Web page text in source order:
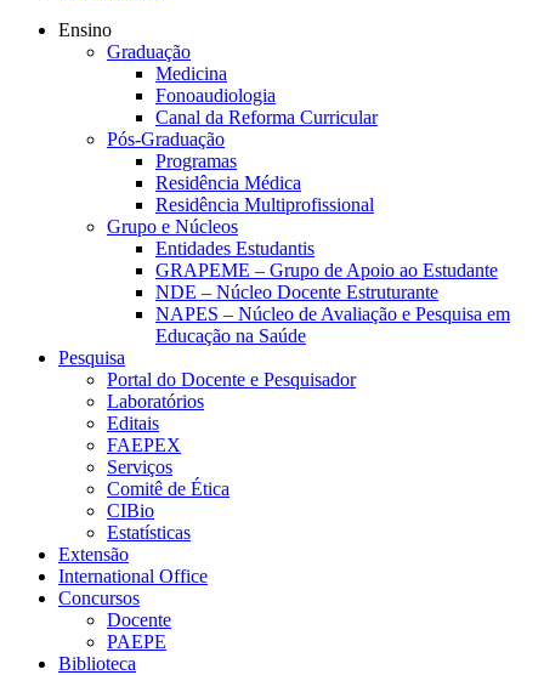
Ensino
Graduação
Medicina
Fonoaudiologia
Canal da Reforma Curricular
Pós-Graduação
Programas
Residência Médica
Residência Multiprofissional
Grupo e Núcleos
Entidades Estudantis
GRAPEME – Grupo de Apoio ao Estudante
NDE – Núcleo Docente Estruturante
NAPES – Núcleo de Avaliação e Pesquisa em
Educação na Saúde
Pesquisa
Portal do Docente e Pesquisador
Laboratórios
Editais
FAEPEX
Serviços
Comitê de Ética
CIBio
Estatísticas
Extensão
International Office
Concursos
Docente
PAEPE
Biblioteca